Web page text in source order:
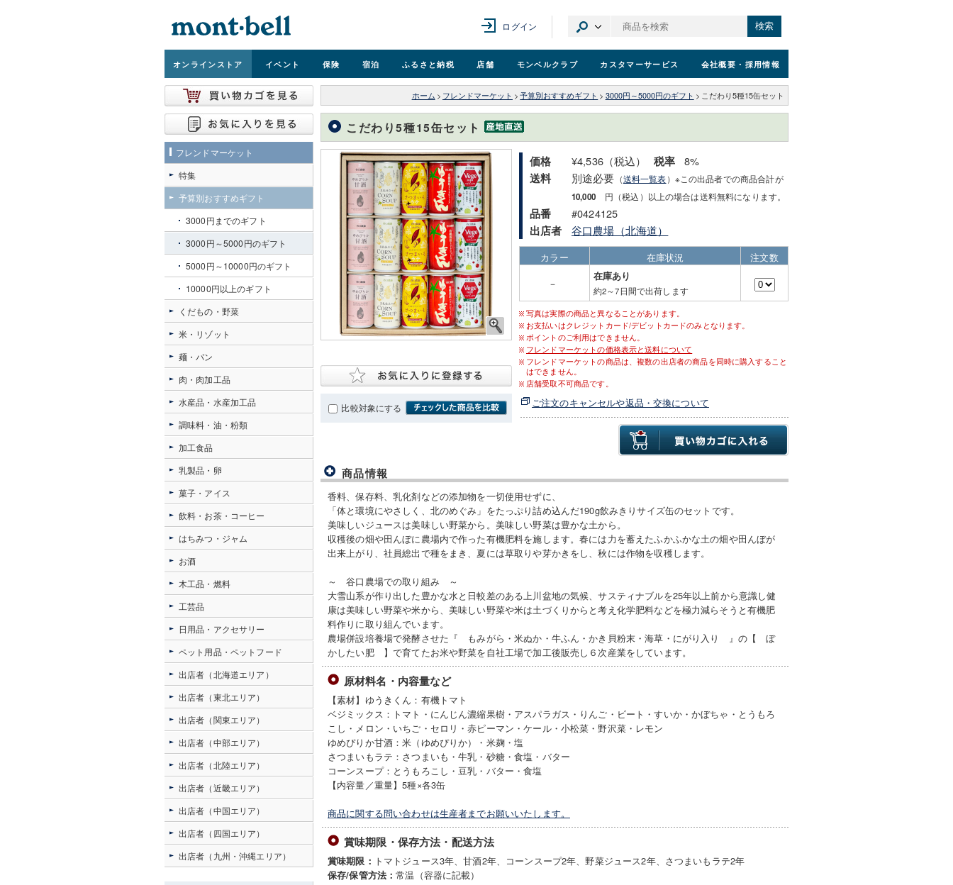
ログイン 検索
オンラインストア イベント 保険 宿泊 ふるさと納税 店舗 モンベルクラブ カスタマーサービス 会社概要 ・採用情報
ホーム > フレンドマーケット > 予算別おすすめギフト > 3000円～5000円のギフト > こだわり5種15缶セット
こだわり5種15缶セット
比較対象にする
価格 ¥4,536（税込） 税率 8%
送料 別途必要 （送料一覧表）※この出品者での商品合計が
10,000 円（税込）以上の場合は送料無料になります。
品番 #0424125
出店者 谷口農場（北海道）
カラー 在庫状況
注文数
－
在庫あり
約2～7日間で出荷します
写真は実際の商品と異なることがあります。
お支払いはクレジットカード/デビットカードのみとなります。
ポイントのご利用はできません。
フレンドマーケットの価格表示と送料について
フレンドマーケットの商品は、複数の出店者の商品を同時に購入すること
はできません。
店舗受取不可商品です。
ご注文のキャンセルや返品・交換について
商品情報
香料、保存料、乳化剤などの添加物を一切使用せずに、
「体と環境にやさしく、北のめぐみ」をたっぷり詰め込んだ190g飲みきりサイズ缶のセットです。
美味しいジュースは美味しい野菜から。美味しい野菜は豊かな土から。
収穫後の畑や田んぼに農場内で作った有機肥料を施します。春には力を蓄えたふかふかな土の畑や田んぼが
出来上がり、社員総出で種をまき、夏には草取りや芽かきをし、秋には作物を収穫します。
～ 谷口農場での取り組み ～
大雪山系が作り出した豊かな水と日較差のある上川盆地の気候、サスティナブルを25年以上前から意識し健
康は美味しい野菜や米から、美味しい野菜や米は土づくりからと考え化学肥料などを極力減らそうと有機肥
料作りに取り組んでいます。
農場併設培養場で発酵させた『 もみがら・米ぬか・牛ふん・かき貝粉末・海草・にがり入り 』の【 ぼ
かしたい肥 】で育てたお米や野菜を自社工場で加工後販売し６次産業をしています。
原材料名・内容量など
【素材】ゆうきくん：有機トマト
ベジミックス：トマト・にんじん濃縮果樹・アスパラガス・りんご・ビート・すいか・かぼちゃ・とうもろ
こし・メロン・いちご・セロリ・赤ピーマン・ケール・小松菜・野沢菜・レモン
ゆめぴりか甘酒：米（ゆめぴりか）・米麹・塩
さつまいもラテ：さつまいも・牛乳・砂糖・食塩・バター
コーンスープ：とうもろこし・豆乳・バター・食塩
【内容量／重量】5種×各3缶
商品に関する問い合わせは生産者までお願いいたします。
賞味期限・保存方法・配送方法
賞味期限： トマトジュース3年、甘酒2年、コーンスープ2年、野菜ジュース2年、さつまいもラテ2年
保存/保管方法：常温（容器に記載）
フレンドマーケット
特集
予算別おすすめギフト
3000円までのギフト
3000円～5000円のギフト
5000円～10000円のギフト
10000円以上のギフト
くだもの・野菜
米・リゾット
麺・パン
肉・肉加工品
水産品・水産加工品
調味料・油・粉類
加工食品
乳製品・卵
菓子・アイス
飲料・お茶・コーヒー
はちみつ・ジャム
お酒
木工品・燃料
工芸品
日用品・アクセサリー
ペット用品・ペットフード
出店者（北海道エリア）
出店者（東北エリア）
出店者（関東エリア）
出店者（中部エリア）
出店者（北陸エリア）
出店者（近畿エリア）
出店者（中国エリア）
出店者（四国エリア）
出店者（九州・沖縄エリア）